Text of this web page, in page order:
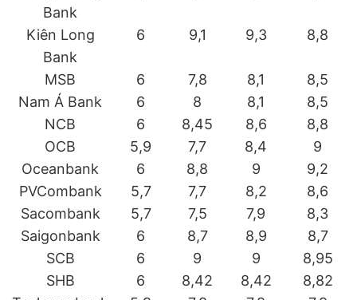
Bank
Kiên Long
Bank
6 9,1 9,3 8,8
MSB 6 7,8 8,1
8,5
Nam Á Bank
6 8 8,1
8,5
NCB
6 8,45 8,6
8,8
OCB
5,9 7,7 8,4
9
Oceanbank
6 8,8 9
9,2
PVCombank
5,7 7,7 8,2
8,6
Sacombank
5,7 7,5 7,9
8,3
Saigonbank
6 8,7 8,9
8,7
SCB
6 9 9
8,95
SHB
6 8,42 8,42
8,82